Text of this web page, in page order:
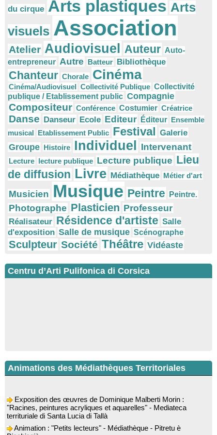
du cirque Arts plastiques Arts
visuels Association
Atelier Audiovisuel Auteur Auto-
entrepreneur Autre Batteur Bibliothèque
Chanteur Chorale Cinéma
Cinéma/Audiovisuel Collectivité Publique Collectivité
publique / Etablissement public Compagnie
Compositeur Conférence Costumier Créatrice
Danse Danseur Ecole Editeur Éditeur Ensemble
musical Etablissement Public Festival Galerie
Groupe Histoire Individuel Intervenant
Lecture lecture publique Lecture publique Lieu
de diffusion Livre Médiathèque Métier d'art
Musicien Musique Peintre Peintre.
Photographe Plasticien Professeur
Réalisateur Résidence d'artiste Salle
d'exposition Salle de musique Scénographe
Sculpteur Société Théâtre Vidéaste
Centru d’Arti Pulifonica di Corsica
Animations des Médiathèques Territoriales
"Racines, peintures acryliques et aquarelles" - Mediateca
territuriale di Santa Lucia di Tallà
Bicchisgià